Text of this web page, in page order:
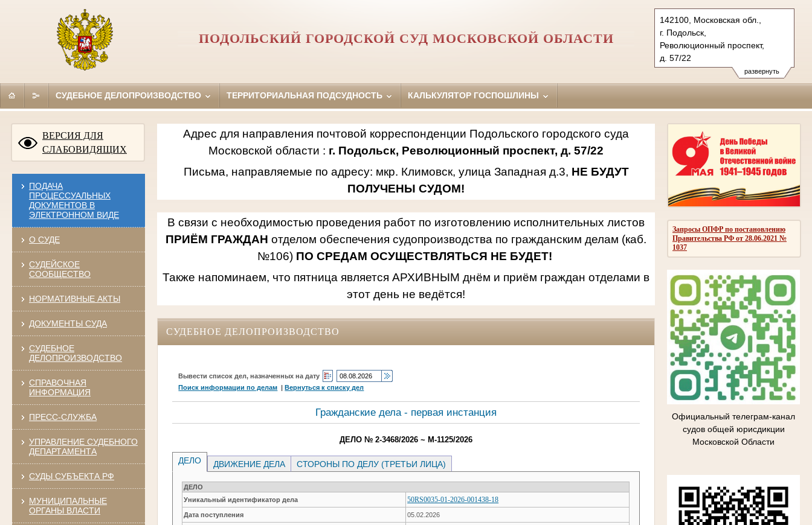
развернуть
142100, Московская обл.,
г. Подольск,
Революционный проспект,
д. 57/22
142181, г.о. Подольск,
мкр. Климовск, ул. Западная,
Тел.: 8(496)769-69-21, 769-94-
podolsky.mo@sudrf.ru
ПОДОЛЬСКИЙ ГОРОДСКОЙ СУД МОСКОВСКОЙ ОБЛАСТИ
СУДЕБНОЕ ДЕЛОПРОИЗВОДСТВО ТЕРРИТОРИАЛЬНАЯ ПОДСУДНОСТЬ КАЛЬКУЛЯТОР ГОСПОШЛИНЫ
ВЕРСИЯ ДЛЯ
СЛАБОВИДЯЩИХ
ПОДАЧА
ПРОЦЕССУАЛЬНЫХ
ДОКУМЕНТОВ В
ЭЛЕКТРОННОМ ВИДЕ
О СУДЕ
СУДЕЙСКОЕ
СООБЩЕСТВО
НОРМАТИВНЫЕ АКТЫ
ДОКУМЕНТЫ СУДА
СУДЕБНОЕ
ДЕЛОПРОИЗВОДСТВО
СПРАВОЧНАЯ
ИНФОРМАЦИЯ
ПРЕСС-СЛУЖБА
УПРАВЛЕНИЕ СУДЕБНОГО
ДЕПАРТАМЕНТА
СУДЫ СУБЪЕКТА РФ
МУНИЦИПАЛЬНЫЕ
ОРГАНЫ ВЛАСТИ
Запросы ОПФР по постановлению
Правительства РФ от 28.06.2021 №
1037
Официальный телеграм-канал
судов общей юрисдикции
Московской Области
Адрес для направления почтовой корреспонденции Подольского городского суда
Московской области : г. Подольск, Революционный проспект, д. 57/22
Письма, направляемые по адресу: мкр. Климовск, улица Западная д.3, НЕ БУДУТ
ПОЛУЧЕНЫ СУДОМ!
В связи с необходимостью проведения работ по изготовлению исполнительных листов
ПРИЁМ ГРАЖДАН отделом обеспечения судопроизводства по гражданским делам (каб.
№106) ПО СРЕДАМ ОСУЩЕСТВЛЯТЬСЯ НЕ БУДЕТ!
Также напоминаем, что пятница является АРХИВНЫМ днём и приём граждан отделами в
этот день не ведётся!
СУДЕБНОЕ ДЕЛОПРОИЗВОДСТВО
Вывести список дел, назначенных на дату
Поиск информации по делам |Вернуться к списку дел
Гражданские дела - первая инстанция
ДЕЛО № 2-3468/2026 ~ М-1125/2026
ДЕЛО ДВИЖЕНИЕ ДЕЛА СТОРОНЫ ПО ДЕЛУ (ТРЕТЬИ ЛИЦА)
ДЕЛО
Уникальный идентификатор дела
50RS0035-01-2026-001438-18
Дата поступления 05.02.2026